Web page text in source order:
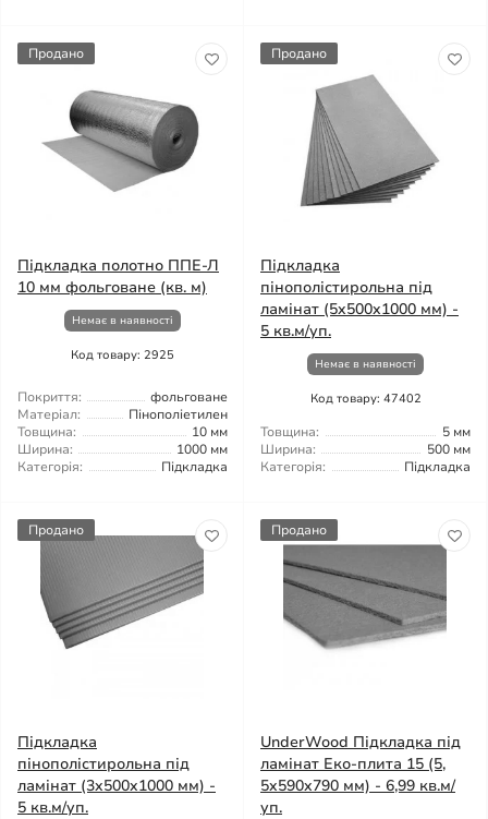
Продано
Підкладка полотно ППЕ-Л
10 мм фольговане (кв. м)
Немає в наявності
Код товару: 2925
Покриття:
фольговане
Матеріал:
Пінополіетилен
Товщина:
10 мм
Ширина:
1000 мм
Категорія:
Підкладка
Продано
Підкладка
пінополістирольна під
ламінат (5x500x1000 мм) -
5 кв.м/уп.
Немає в наявності
Код товару: 47402
Товщина:
5 мм
Ширина:
500 мм
Категорія:
Підкладка
Продано
Підкладка
пінополістирольна під
ламінат (3x500x1000 мм) -
5 кв.м/уп.
Продано
UnderWood Підкладка під
ламінат Еко-плита 15 (5,
5x590x790 мм) - 6,99 кв.м/
уп.